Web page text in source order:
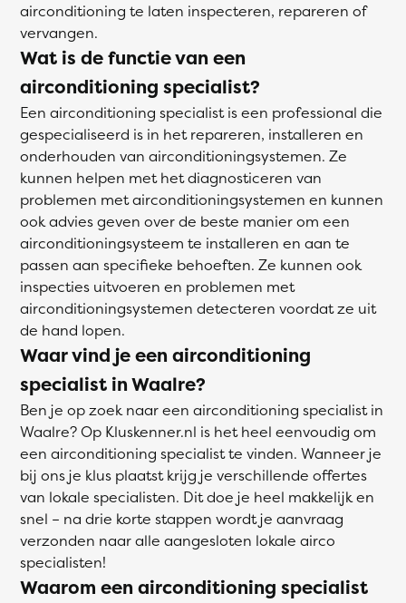
airconditioning te laten inspecteren, repareren of
vervangen.
Wat is de functie van een
airconditioning specialist?
Een airconditioning specialist is een professional die
gespecialiseerd is in het repareren, installeren en
onderhouden van airconditioningsystemen. Ze
kunnen helpen met het diagnosticeren van
problemen met airconditioningsystemen en kunnen
ook advies geven over de beste manier om een
airconditioningsysteem te installeren en aan te
passen aan specifieke behoeften. Ze kunnen ook
inspecties uitvoeren en problemen met
airconditioningsystemen detecteren voordat ze uit
de hand lopen.
Waar vind je een airconditioning
specialist in Waalre?
Ben je op zoek naar een airconditioning specialist in
Waalre? Op Kluskenner.nl is het heel eenvoudig om
een airconditioning specialist te vinden. Wanneer je
bij ons je klus plaatst krijg je verschillende offertes
van lokale specialisten. Dit doe je heel makkelijk en
snel – na drie korte stappen wordt je aanvraag
verzonden naar alle aangesloten lokale airco
specialisten!
Waarom een airconditioning specialist